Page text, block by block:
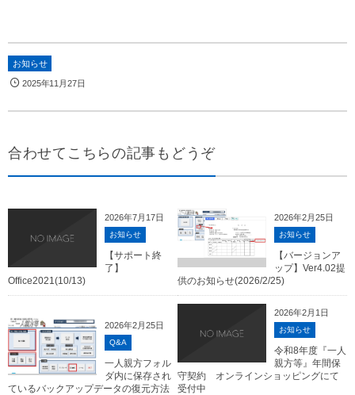
お知らせ
2025年11月27日
合わせてこちらの記事もどうぞ
2026年7月17日
お知らせ
【サポート終
了】
Office2021(10/13)
2026年2月25日
お知らせ
【バージョンア
ップ】Ver4.02提
供のお知らせ(2026/2/25)
2026年2月25日
Q&A
一人親方フォル
ダ内に保存され
ているバックアップデータの復元方法
2026年2月1日
お知らせ
令和8年度『一人
親方等』年間保
守契約 オンラインショッピングにて
受付中